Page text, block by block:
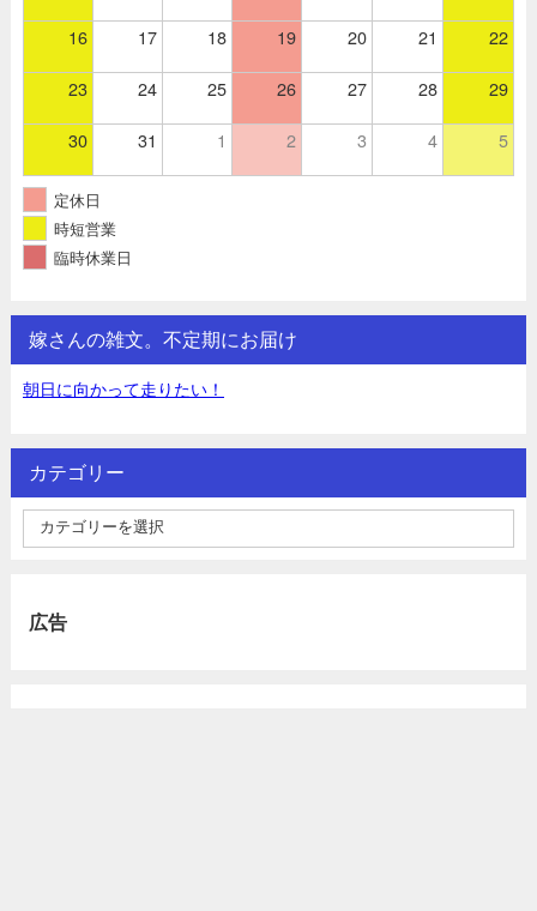
16 17 18 19 20 21 22
23 24 25 26 27 28 29
30 31 1 2 3 4 5
定休日
時短営業
臨時休業日
嫁さんの雑文。不定期にお届け
朝日に向かって走りたい！
カテゴリー
広告